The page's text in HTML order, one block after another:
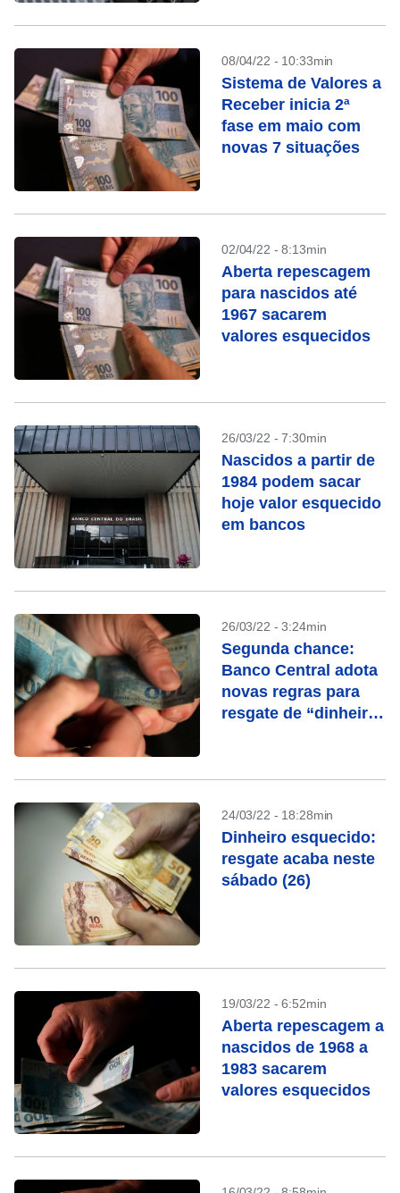
08/04/22 - 10:33min
Sistema de Valores a
Receber inicia 2ª
fase em maio com
novas 7 situações
02/04/22 - 8:13min
Aberta repescagem
para nascidos até
1967 sacarem
valores esquecidos
26/03/22 - 7:30min
Nascidos a partir de
1984 podem sacar
hoje valor esquecido
em bancos
26/03/22 - 3:24min
Segunda chance:
Banco Central adota
novas regras para
resgate de “dinheiro
24/03/22 - 18:28min
Dinheiro esquecido:
resgate acaba neste
sábado (26)
19/03/22 - 6:52min
Aberta repescagem a
nascidos de 1968 a
1983 sacarem
valores esquecidos